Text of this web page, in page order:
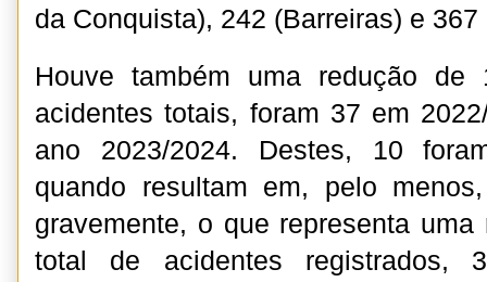
da Conquista), 242 (Barreiras) e
Houve também uma redução de
acidentes totais, foram 37 em
ano 2023/2024. Destes, 10
quando resultam em, pelo
gravemente, o que representa
total de acidentes registrados,